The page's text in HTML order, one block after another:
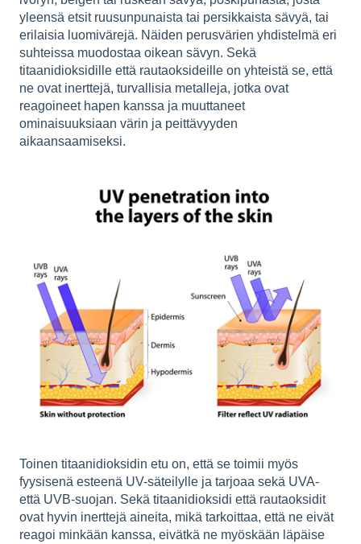
yleensä etsit ruusunpunaista tai persikkaista sävyä, tai
erilaisia luomivärejä. Näiden perusvärien yhdistelmä eri
suhteissa muodostaa oikean sävyn. Sekä
titaanidioksidille että rautaoksideille on yhteistä se, että
ne ovat inerttejä, turvallisia metalleja, jotka ovat
reagoineet hapen kanssa ja muuttaneet
ominaisuuksiaan värin ja peittävyyden
aikaansaamiseksi.
Toinen titaanidioksidin etu on, että se toimii myös
fyysisenä esteenä UV-säteilylle ja tarjoaa sekä UVA-
että UVB-suojan. Sekä titaanidioksidi että rautaoksidit
ovat hyvin inerttejä aineita, mikä tarkoittaa, että ne eivät
reagoi minkään kanssa, eivätkä ne myöskään läpäise